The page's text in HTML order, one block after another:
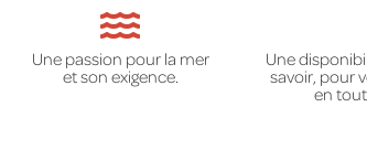
Une passion pour la mer
et son exigence.
Une
savoir, pour
en